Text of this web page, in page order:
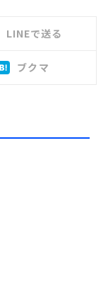
LINEで送る
ブクマ